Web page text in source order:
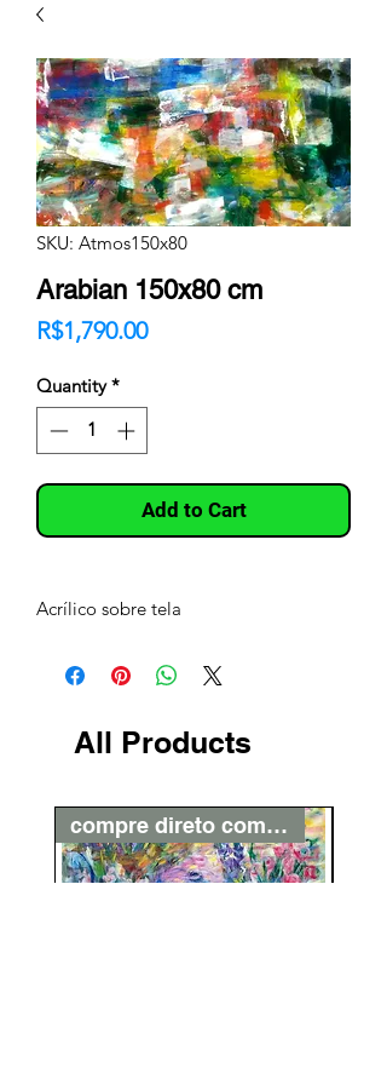
SKU: Atmos150x80
Arabian 150x80 cm
R$1,790.00Price
Quantity *
Add to Cart
Acrílico sobre tela
All Products
compre direto com o artista